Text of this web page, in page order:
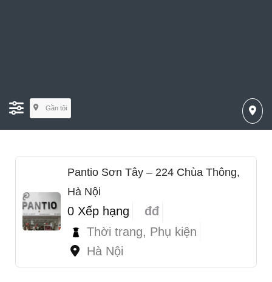
Gần tôi
Pantio Sơn Tây – 224 Chùa Thông,
Hà Nội
0 Xếp hạng
đđ
Thời trang, Phụ kiện
Hà Nội